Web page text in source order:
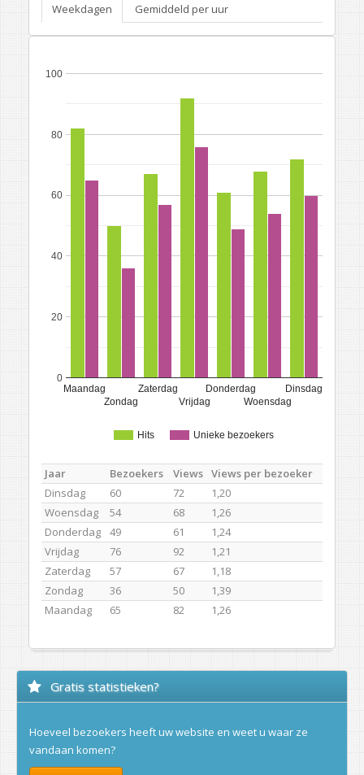
Weekdagen
Gemiddeld per uur
Hits Unieke bezoekers
Maandag
Zondag
Zaterdag
Vrijdag
Donderdag
Woensdag
Dinsdag
0
20
40
60
80
100
Jaar Bezoekers Views Views per bezoeker
Dinsdag
60 72
1,20
Woensdag
54 68
1,26
Donderdag
49 61
1,24
Vrijdag
76 92
1,21
Zaterdag
57 67
1,18
Zondag
36 50
1,39
Maandag
65 82 1,26
Gratis statistieken?
Hoeveel bezoekers heeft uw website en weet u waar ze
vandaan komen?